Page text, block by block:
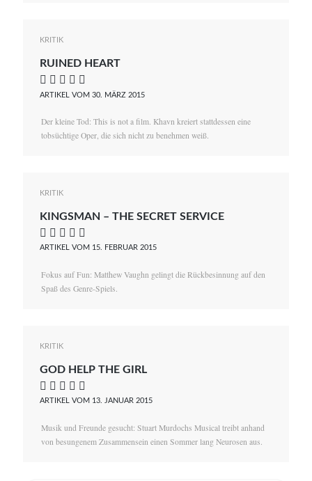
KRITIK
RUINED HEART
    
ARTIKEL VOM 30. MÄRZ 2015
Der kleine Tod: This is not a film. Khavn kreiert stattdessen eine
tobsüchtige Oper, die sich nicht zu benehmen weiß.
KRITIK
KINGSMAN – THE SECRET SERVICE
    
ARTIKEL VOM 15. FEBRUAR 2015
Fokus auf Fun: Matthew Vaughn gelingt die Rückbesinnung auf den
Spaß des Genre-Spiels.
KRITIK
GOD HELP THE GIRL
    
ARTIKEL VOM 13. JANUAR 2015
Musik und Freunde gesucht: Stuart Murdochs Musical treibt anhand
von besungenem Zusammensein einen Sommer lang Neurosen aus.